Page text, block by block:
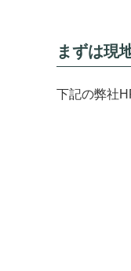
まずは現
下記の弊社